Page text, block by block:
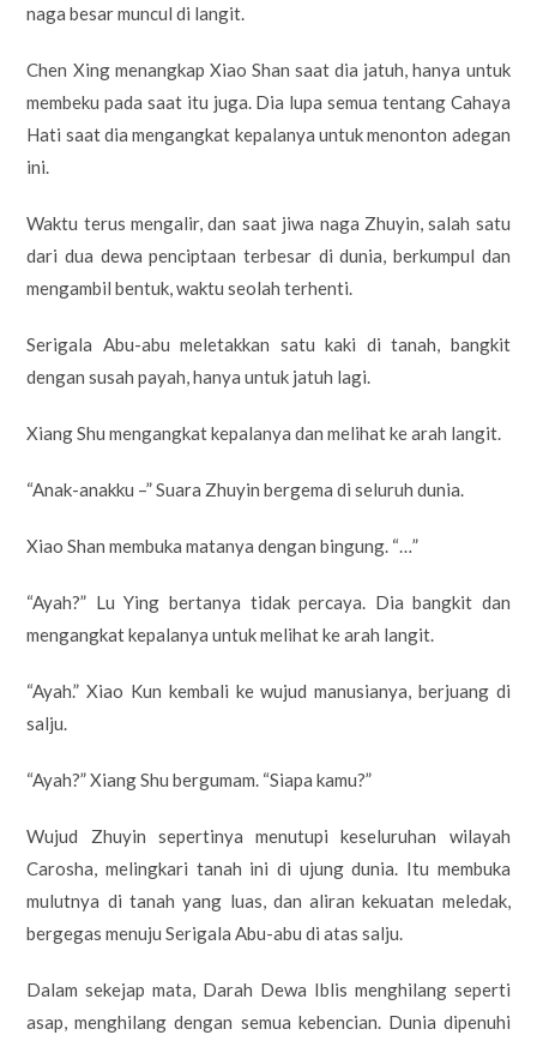
naga besar muncul di langit.
Chen Xing menangkap Xiao Shan saat dia jatuh, hanya untuk
membeku pada saat itu juga. Dia lupa semua tentang Cahaya
Hati saat dia mengangkat kepalanya untuk menonton adegan
ini.
Waktu terus mengalir, dan saat jiwa naga Zhuyin, salah satu
dari dua dewa penciptaan terbesar di dunia, berkumpul dan
mengambil bentuk, waktu seolah terhenti.
Serigala Abu-abu meletakkan satu kaki di tanah, bangkit
dengan susah payah, hanya untuk jatuh lagi.
Xiang Shu mengangkat kepalanya dan melihat ke arah langit.
“Anak-anakku –” Suara Zhuyin bergema di seluruh dunia.
Xiao Shan membuka matanya dengan bingung. “…”
“Ayah?” Lu Ying bertanya tidak percaya. Dia bangkit dan
mengangkat kepalanya untuk melihat ke arah langit.
“Ayah.” Xiao Kun kembali ke wujud manusianya, berjuang di
salju.
“Ayah?” Xiang Shu bergumam. “Siapa kamu?”
Wujud Zhuyin sepertinya menutupi keseluruhan wilayah
Carosha, melingkari tanah ini di ujung dunia. Itu membuka
mulutnya di tanah yang luas, dan aliran kekuatan meledak,
bergegas menuju Serigala Abu-abu di atas salju.
Dalam sekejap mata, Darah Dewa Iblis menghilang seperti
asap, menghilang dengan semua kebencian. Dunia dipenuhi